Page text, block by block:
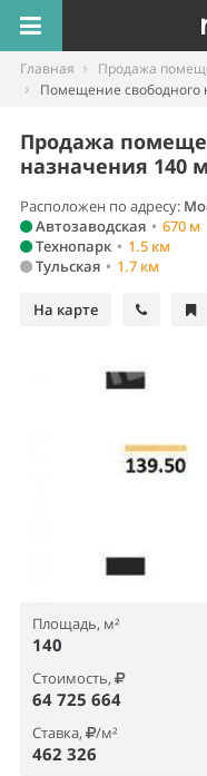
Главная
Продажа
Помещение свободного
Продажа
назначения 140
Расположен по адресу:
Автозаводская • 670 м
Технопарк • 1.5 км
Тульская • 1.7 км
На карте
Площадь, м²
140
Стоимость,
64 725 664
Ставка, /м²
462 326